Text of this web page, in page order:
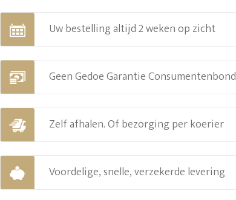
Uw bestelling altijd 2 weken op zicht
Geen Gedoe Garantie Consumentenbond
Zelf afhalen. Of bezorging per koerier
Voordelige, snelle, verzekerde levering